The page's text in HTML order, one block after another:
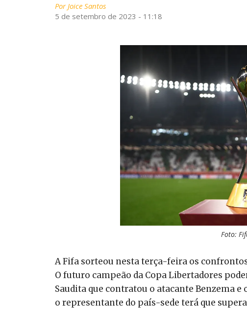
PorJoice Santos
5 de setembro de 2023 - 11:18
Foto:
A Fifa sorteou nesta terça-feira os
O futuro campeão da Copa Libertadores
Saudita que contratou o atacante Benzema
o representante do país-sede terá que